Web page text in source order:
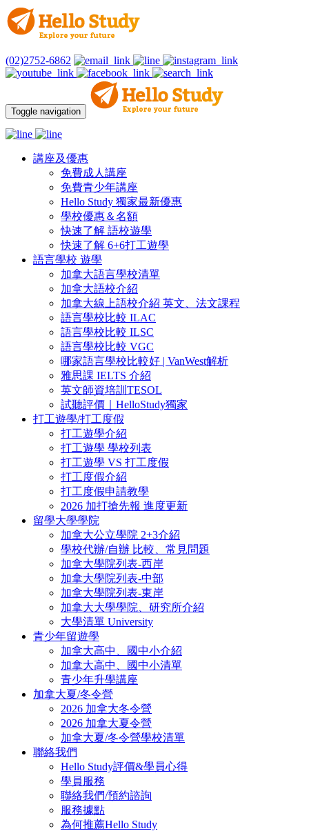
(02)2752-6862
Toggle navigation
講座及優惠
免費成人講座
免費青少年講座
Hello Study 獨家最新優惠
學校優惠＆名額
快速了解 語校遊學
快速了解 6+6打工遊學
語言學校 遊學
加拿大語言學校清單
加拿大語校介紹
加拿大線上語校介紹 英文、法文課程
語言學校比較 ILAC
語言學校比較 ILSC
語言學校比較 VGC
哪家語言學校比較好 | VanWest解析
雅思課 IELTS 介紹
英文師資培訓TESOL
試聽評價｜HelloStudy獨家
打工遊學/打工度假
打工遊學介紹
打工遊學 學校列表
打工遊學 VS 打工度假
打工度假介紹
打工度假申請教學
2026 加打搶先報 進度更新
留學大學學院
加拿大公立學院 2+3介紹
學校代辦/自辦 比較、常見問題
加拿大學院列表-西岸
加拿大學院列表-中部
加拿大學院列表-東岸
加拿大大學學院、研究所介紹
大學清單 University
青少年留遊學
加拿大高中、國中小介紹
加拿大高中、國中小清單
青少年升學講座
加拿大夏/冬令營
2026 加拿大冬令營
2026 加拿大夏令營
加拿大夏/冬令營學校清單
聯絡我們
Hello Study評價&學員心得
學員服務
聯絡我們/預約諮詢
服務據點
為何推薦Hello Study